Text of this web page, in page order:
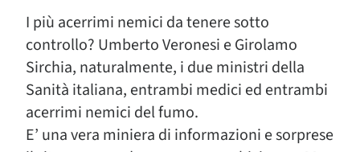
I più acerrimi nemici da tenere sotto
controllo? Umberto Veronesi e Girolamo
Sirchia, naturalmente, i due ministri della
Sanità italiana, entrambi medici ed entrambi
acerrimi nemici del fumo.
E’ una vera miniera di informazioni e sorprese